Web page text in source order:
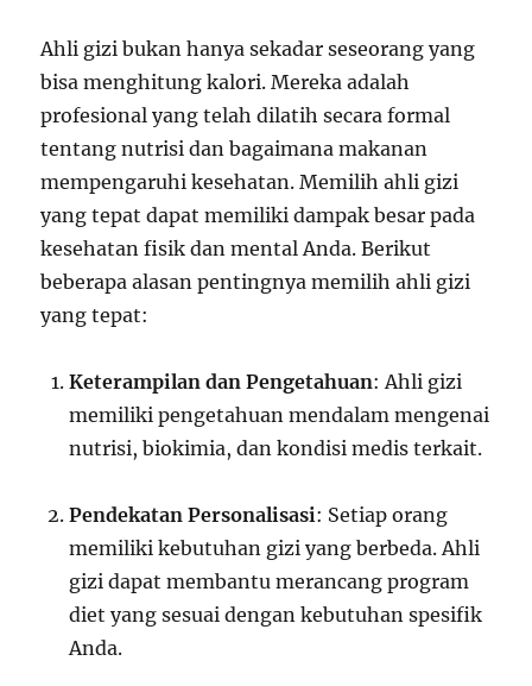
Ahli gizi bukan hanya sekadar seseorang yang
bisa menghitung kalori. Mereka adalah
profesional yang telah dilatih secara formal
tentang nutrisi dan bagaimana makanan
mempengaruhi kesehatan. Memilih ahli gizi
yang tepat dapat memiliki dampak besar pada
kesehatan fisik dan mental Anda. Berikut
beberapa alasan pentingnya memilih ahli gizi
yang tepat:
Keterampilan dan Pengetahuan: Ahli gizi
memiliki pengetahuan mendalam mengenai
nutrisi, biokimia, dan kondisi medis terkait.
Pendekatan Personalisasi: Setiap orang
memiliki kebutuhan gizi yang berbeda. Ahli
gizi dapat membantu merancang program
diet yang sesuai dengan kebutuhan spesifik
Anda.